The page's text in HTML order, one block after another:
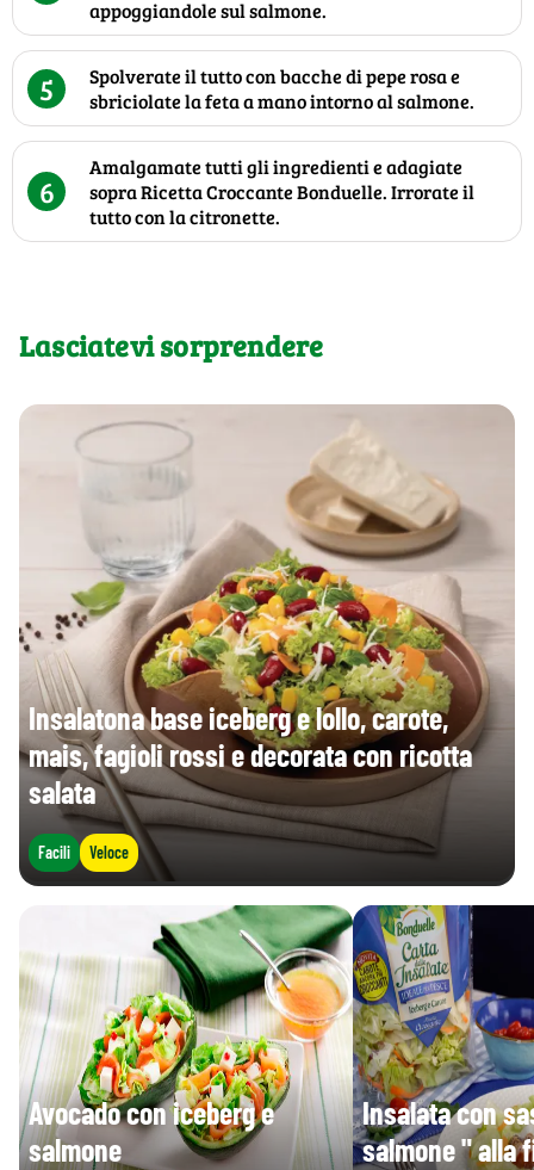
appoggiandole sul salmone.
5
Spolverate il tutto con bacche di pepe rosa e
sbriciolate la feta a mano intorno al salmone.
6
Amalgamate tutti gli ingredienti e adagiate
sopra Ricetta Croccante Bonduelle. Irrorate il
tutto con la citronette.
Lasciatevi sorprendere
Insalatona base iceberg e lollo, carote,
mais, fagioli rossi e decorata con ricotta
salata
Facili Veloce
Avocado con iceberg e
salmone
Insalata con
salmone " alla